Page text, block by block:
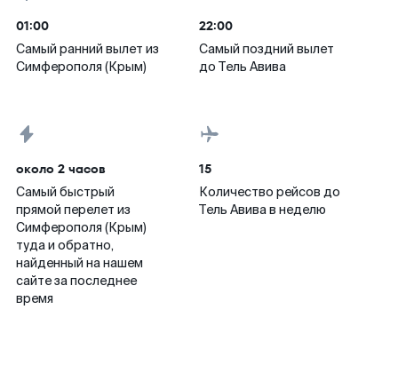
01:00
Самый ранний вылет из
Симферополя (Крым)
22:00
Самый поздний вылет
до Тель Авива
около 2 часов
Самый быстрый
прямой перелет из
Симферополя (Крым)
туда и обратно,
найденный на нашем
сайте за последнее
время
15
Количество рейсов до
Тель Авива в неделю